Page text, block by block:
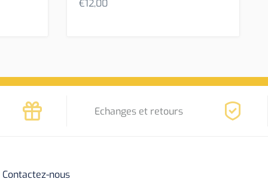
€12,00
Echanges et retours
Contactez-nous